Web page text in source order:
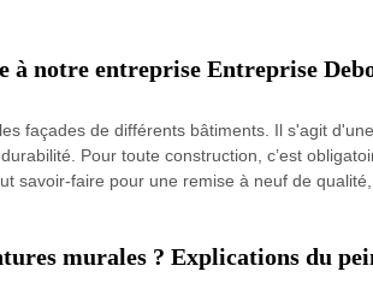
à notre entreprise Entreprise
façades de différents bâtiments. Il s'agit
Pour toute construction, c’est
savoir-faire pour une remise à neuf de
murales ? Explications du